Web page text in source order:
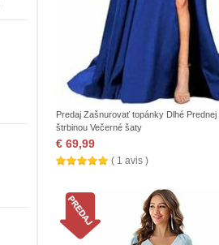
Predaj Zašnurovať topánky Dlhé Prednej
štrbinou Večerné šaty
€ 69,99
( 1 avis )